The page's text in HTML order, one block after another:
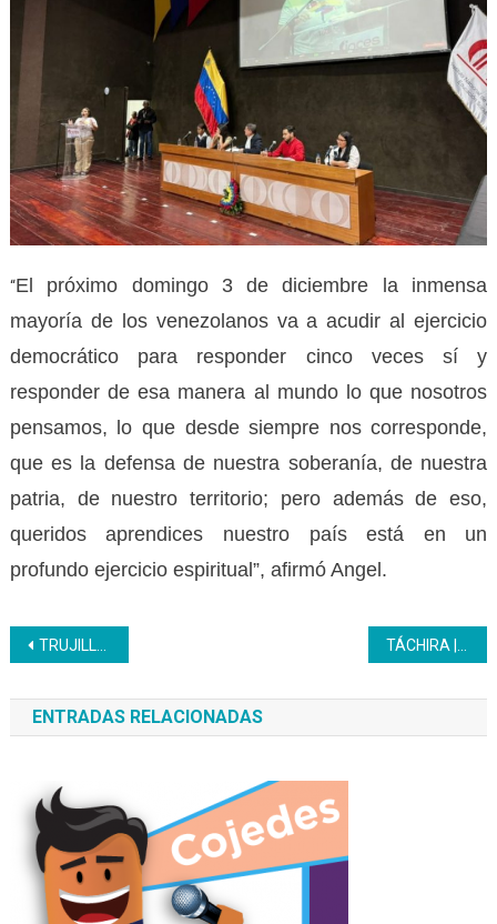
“El próximo domingo 3 de diciembre la inmensa
mayoría de los venezolanos va a acudir al ejercicio
democrático para responder cinco veces sí y
responder de esa manera al mundo lo que nosotros
pensamos, lo que desde siempre nos corresponde,
que es la defensa de nuestra soberanía, de nuestra
patria, de nuestro territorio; pero además de eso,
queridos aprendices nuestro país está en un
profundo ejercicio espiritual”, afirmó Angel.
Navegación
de
entradas
TRUJILLO | Liceo Inces consolida el primer lugar del reto de Ciencias Naturales
ENTRADAS RELACIONADAS